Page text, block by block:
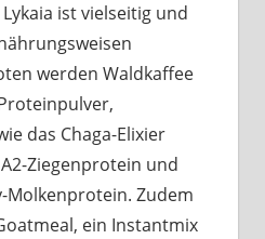
ist vielseitig und
werden Waldkaffee
das Chaga-Elixier
Ziegenprotein und
Molkenprotein. Zudem
ein Instantmix